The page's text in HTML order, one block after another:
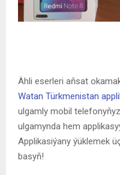
Ähli eserleri aňsat
Watan Türkmenistan
ulgamly mobil
ulgamynda hem
Applikasiýany ýüklemek
basyň!